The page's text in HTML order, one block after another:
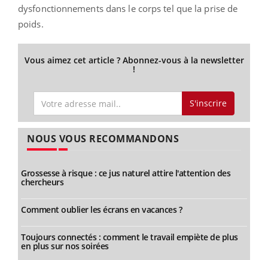
dysfonctionnements dans le corps tel que la prise de
poids.
Vous aimez cet article ? Abonnez-vous à la newsletter
!
S'inscrire
NOUS VOUS RECOMMANDONS
Grossesse à risque : ce jus naturel attire l'attention des
chercheurs
Comment oublier les écrans en vacances ?
Toujours connectés : comment le travail empiète de plus
en plus sur nos soirées